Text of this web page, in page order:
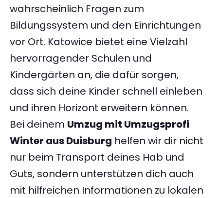
wahrscheinlich Fragen zum
Bildungssystem und den Einrichtungen
vor Ort. Katowice bietet eine Vielzahl
hervorragender Schulen und
Kindergärten an, die dafür sorgen,
dass sich deine Kinder schnell einleben
und ihren Horizont erweitern können.
Bei deinem Umzug mit Umzugsprofi
Winter aus Duisburg helfen wir dir nicht
nur beim Transport deines Hab und
Guts, sondern unterstützen dich auch
mit hilfreichen Informationen zu lokalen